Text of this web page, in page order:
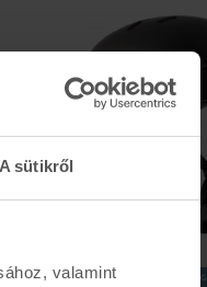
A sütikről
valamint
ÚJDONSÁG